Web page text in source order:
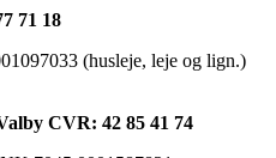
71 18
(husleje, leje og lign.)
CVR: 42 85 41 74